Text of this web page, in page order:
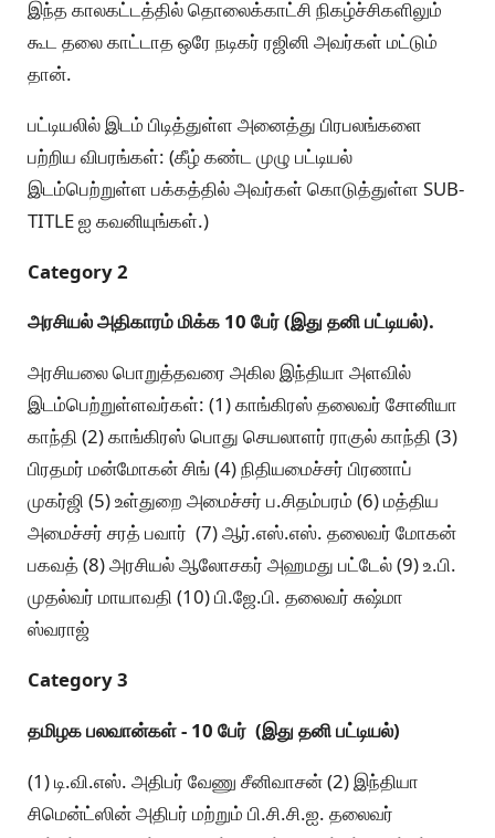
இந்த காலகட்டத்தில் தொலைக்காட்சி நிகழ்ச்சிகளிலும்
கூட தலை காட்டாத ஒரே நடிகர் ரஜினி அவர்கள் மட்டும்
தான்.
பட்டியலில் இடம் பிடித்துள்ள அனைத்து பிரபலங்களை
பற்றிய விபரங்கள்: (கீழ் கண்ட முழு பட்டியல்
இடம்பெற்றுள்ள பக்கத்தில் அவர்கள் கொடுத்துள்ள SUB-
TITLE ஐ கவனியுங்கள்.)
Category 2
அரசியல் அதிகாரம் மிக்க 10 பேர் (இது தனி பட்டியல்).
அரசியலை பொறுத்தவரை அகில இந்தியா அளவில்
இடம்பெற்றுள்ளவர்கள்: (1) காங்கிரஸ் தலைவர் சோனியா
காந்தி (2) காங்கிரஸ் பொது செயலாளர் ராகுல் காந்தி (3)
பிரதமர் மன்மோகன் சிங் (4) நிதியமைச்சர் பிரணாப்
முகர்ஜி (5) உள்துறை அமைச்சர் ப.சிதம்பரம் (6) மத்திய
அமைச்சர் சரத் பவார் (7) ஆர்.எஸ்.எஸ். தலைவர் மோகன்
பகவத் (8) அரசியல் ஆலோசகர் அஹமது பட்டேல் (9) உ.பி.
முதல்வர் மாயாவதி (10) பி.ஜே.பி. தலைவர் சுஷ்மா
ஸ்வராஜ்
Category 3
தமிழக பலவான்கள் - 10 பேர் (இது தனி பட்டியல்)
(1) டி.வி.எஸ். அதிபர் வேணு சீனிவாசன் (2) இந்தியா
சிமென்ட்ஸின் அதிபர் மற்றும் பி.சி.சி.ஐ. தலைவர்